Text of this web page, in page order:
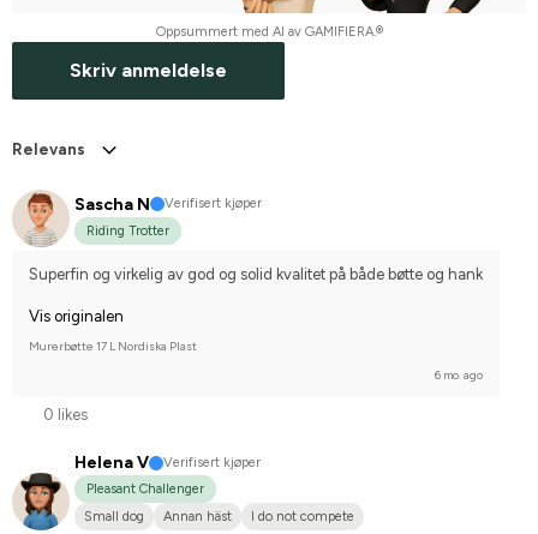
Oppsummert med AI av GAMIFIERA.®
Skriv anmeldelse
Relevans
Sascha N
Verifisert kjøper
Riding Trotter
Superfin og virkelig av god og solid kvalitet på både bøtte og hank
Vis originalen
Murerbøtte 17 L Nordiska Plast
6 mo. ago
0 likes
Helena V
Verifisert kjøper
Pleasant Challenger
Small dog
Annan häst I do not compete